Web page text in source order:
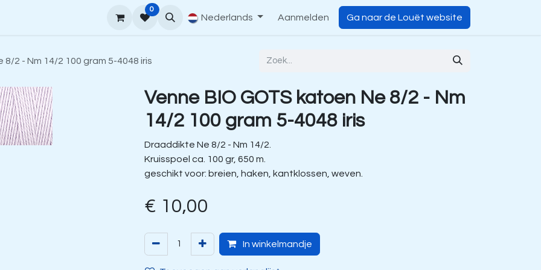
Hoe te bestellen Contact
0
Nederlands Aanmelden Ga naar de Louët website
2 - Nm 14/2 100 gram 5-4048 iris
Venne BIO GOTS katoen Ne 8/2 - Nm
14/2 100 gram 5-4048 iris
Draaddikte Ne 8/2 - Nm 14/2.
Kruisspoel ca. 100 gr, 650 m.
geschikt voor: breien, haken, kantklossen, weven.
€ 10,00
In winkelmandje